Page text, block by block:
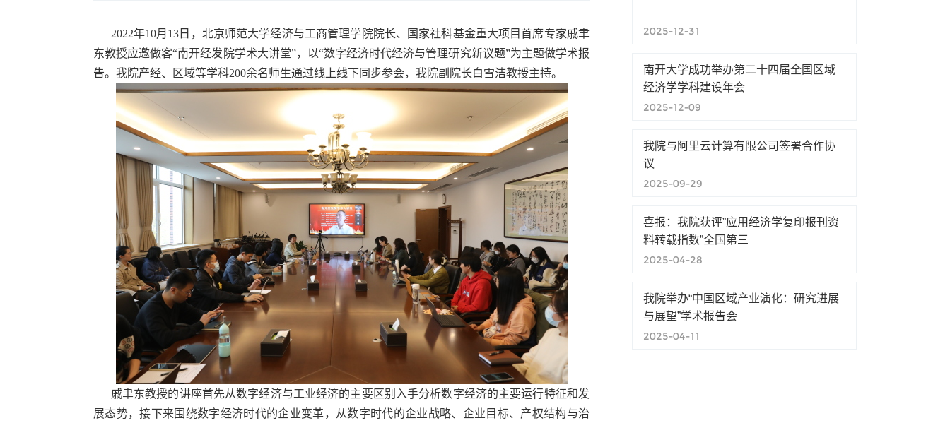
2022年10月13日，北京师范大学经济与工商管理学院院长、国家社科基金重大项目首席专家戚聿
东教授应邀做客“南开经发院学术大讲堂”，以“数字经济时代经济与管理研究新议题”为主题做学术报
告。我院产经、区域等学科200余名师生通过线上线下同步参会，我院副院长白雪洁教授主持。
戚聿东教授的讲座首先从数字经济与工业经济的主要区别入手分析数字经济的主要运行特征和发
展态势，接下来围绕数字经济时代的企业变革，从数字时代的企业战略、企业目标、产权结构与治
2025-12-31
南开大学成功举办第二十四届全国区域
经济学学科建设年会
2025-12-09
我院与阿里云计算有限公司签署合作协
议
2025-09-29
喜报：我院获评”应用经济学复印报刊资
料转载指数”全国第三
2025-04-28
我院举办“中国区域产业演化：研究进展
与展望”学术报告会
2025-04-11